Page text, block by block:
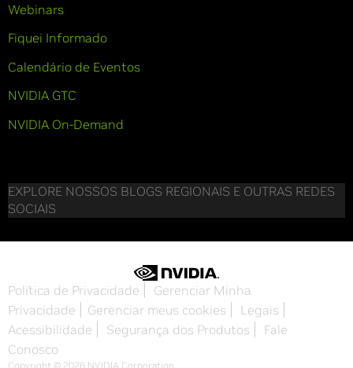
Webinars
Fiquei Informado
Calendário de Eventos
NVIDIA GTC
NVIDIA On-Demand
EXPLORE NOSSOS BLOGS REGIONAIS E OUTRAS REDES
SOCIAIS
Política de Privacidade
Gerenciar Minha
Privacidade
Gerenciar meus cookies
Legais
Acessibilidade
Segurança dos Produtos
Fale
Conosco
Copyright © 2026 NVIDIA Corporation